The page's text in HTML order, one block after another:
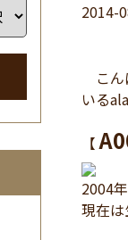
2014-
こん
いる
【
2004
現在